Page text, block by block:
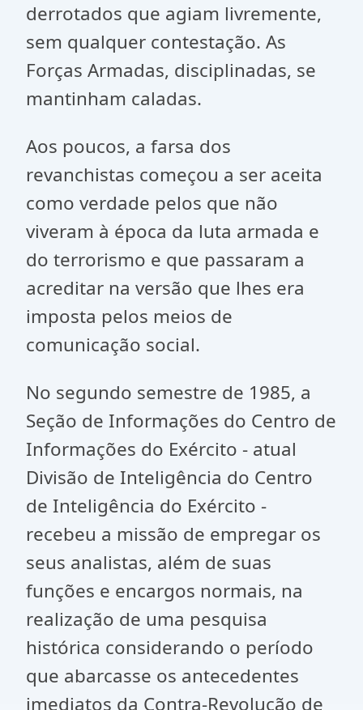
derrotados que agiam livremente,
sem qualquer contestação. As
Forças Armadas, disciplinadas, se
mantinham caladas.
Aos poucos, a farsa dos
revanchistas começou a ser aceita
como verdade pelos que não
viveram à época da luta armada e
do terrorismo e que passaram a
acreditar na versão que lhes era
imposta pelos meios de
comunicação social.
No segundo semestre de 1985, a
Seção de Informações do Centro de
Informações do Exército - atual
Divisão de Inteligência do Centro
de Inteligência do Exército -
recebeu a missão de empregar os
seus analistas, além de suas
funções e encargos normais, na
realização de uma pesquisa
histórica considerando o período
que abarcasse os antecedentes
imediatos da Contra-Revolução de